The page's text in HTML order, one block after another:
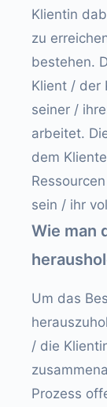
Klientin
zu
bestehen.
Klient / der
seiner /
arbeitet.
dem
sein / ihr
Wie man
Um das
/ die
Prozess